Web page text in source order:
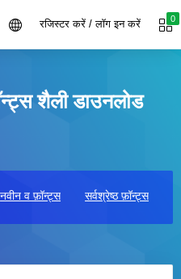
0
रजिस्टर करें / लॉग इन करें
शैली डाउनलोड
नवीन व फ़ॉन्ट्स सर्वश्रेष्ठ फ़ॉन्ट्स